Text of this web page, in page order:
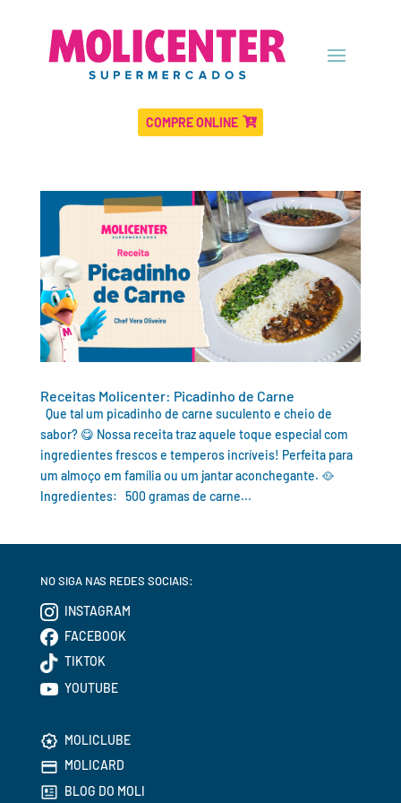
COMPRE ONLINE
Receitas Molicenter: Picadinho de Carne
Que tal um picadinho de carne suculento e cheio de
sabor? 😋 Nossa receita traz aquele toque especial com
ingredientes frescos e temperos incríveis! Perfeita para
um almoço em família ou um jantar aconchegante. 🥘
Ingredientes: 500 gramas de carne...
NO SIGA NAS REDES SOCIAIS:
INSTAGRAM
FACEBOOK
TIKTOK
YOUTUBE
MOLICLUBE
MOLICARD
BLOG DO MOLI